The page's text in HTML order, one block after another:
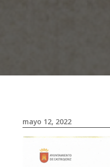
mayo 12, 2022